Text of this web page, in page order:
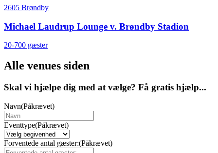
2605 Brøndby
Michael Laudrup Lounge v. Brøndby Stadion
20-700 gæster
Alle venues siden
Skal vi hjælpe dig med at vælge? Få gratis hjælp...
Navn(Påkrævet)
Eventtype(Påkrævet)
Forventede antal gæster:(Påkrævet)